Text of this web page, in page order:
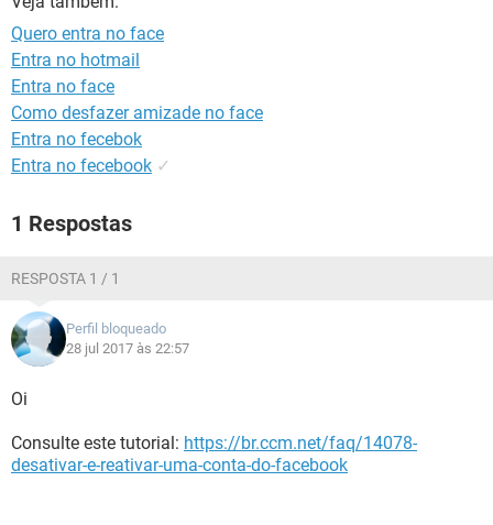
Quero entra no face
Entra no hotmail
Entra no face
Como desfazer amizade no face
Entra no fecebok
Entra no fecebook ✓
1 Respostas
RESPOSTA 1 / 1
Perfil bloqueado
28 jul 2017 às 22:57
Oi
Consulte este tutorial: https://br.ccm.net/faq/14078-
desativar-e-reativar-uma-conta-do-facebook